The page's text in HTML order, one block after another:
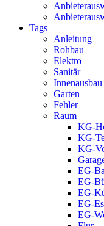
Tags
Anleitung
Rohbau
Elektro
Sanitär
Innenausbau
Garten
Fehler
Raum
KG-
KG-
KG-
EG-
EG-
EG-
EG-
EG-